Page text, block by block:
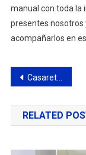
manual con toda la
presentes
acompañarlos en
de
entradas
Casaretto le pidió celeridad a la Provincia en la reglamentación de la emergencia turística
RELATED